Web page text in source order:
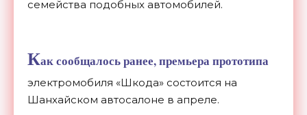
семейства подобных автомобилей.
Как сообщалось ранее, премьера прототипа
электромобиля «Шкода» состоится на
Шанхайском автосалоне в апреле.